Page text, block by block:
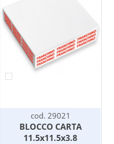
piu' lati. Il costo della
stampa e' riferito al
singolo lato.
cod. 29021
BLOCCO CARTA
11.5x11.5x3.8